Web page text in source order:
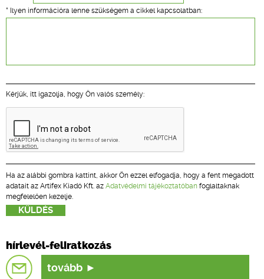
TERVEZÉSI SEGÉDLETEK
* Ilyen információra lenne szükségem a cikkel kapcsolatban:
Kérjük, itt igazolja, hogy Ön valós személy:
Ha az alábbi gombra kattint, akkor Ön ezzel elfogadja, hogy a fent megadott
adatait az Artifex Kiadó Kft. az Adatvédelmi tájékoztatóban foglaltaknak
megfelelően kezelje.
hírlevél-feliratkozás
tovább